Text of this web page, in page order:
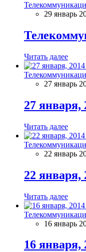
29 январь
Читать далее
27 январь
27 января,
Читать далее
22 январь
22 января,
Читать далее
16 январь
16 января,